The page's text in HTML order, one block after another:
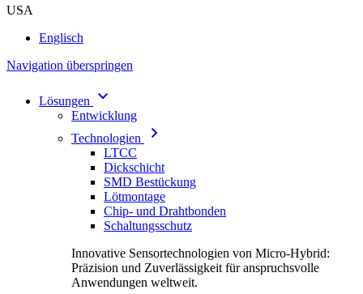
USA
Englisch
Navigation überspringen
Lösungen
Entwicklung
Technologien
LTCC
Dickschicht
SMD Bestückung
Lötmontage
Chip- und Drahtbonden
Schaltungsschutz
Innovative Sensortechnologien von Micro-Hybrid:
Präzision und Zuverlässigkeit für anspruchsvolle
Anwendungen weltweit.